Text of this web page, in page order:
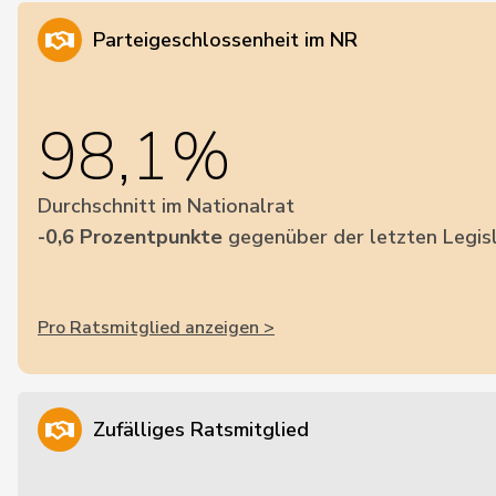
Parteigeschlossenheit im NR
98,1%
Durchschnitt im Nationalrat
-0,6 Prozentpunkte gegenüber der letzten
Pro Ratsmitglied anzeigen >
Zufälliges Ratsmitglied